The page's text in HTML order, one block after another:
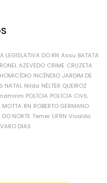
LEGISLATIVA DO RN Assu BATATA
AZEVEDO CRIME CRUZETA
HOMICÍDIO INCÊNDIO JARDIM DE
NATAL Nilda NÉLTER QUEIROZ
POLÍCIA POLÍCIA CIVIL
MOTTA RN ROBERTO GERMANO
DO NORTE Temer UFRN Vivaldo
DIAS